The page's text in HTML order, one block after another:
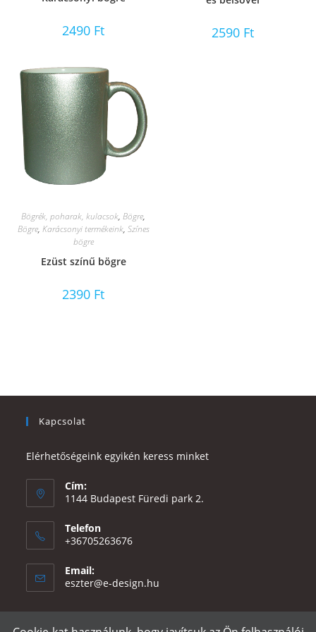
2490 Ft 2590 Ft
Bögrék, poharak, kulacsok,Bögre,
Bögre, Karácsonyi termékeink, Színes
bögre
Ezüst színű bögre
2390 Ft
Kapcsolat
Elérhetőségeink egyikén keress minket
Cím:
1144 Budapest Füredi park 2.
Telefon
+36705263676
Email:
eszter@e-design.hu